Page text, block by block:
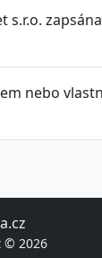
s.r.o.
nebo
© 2026